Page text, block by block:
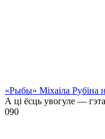
«Рыбы» Міхаіла
А ці ёсць увогуле —
090